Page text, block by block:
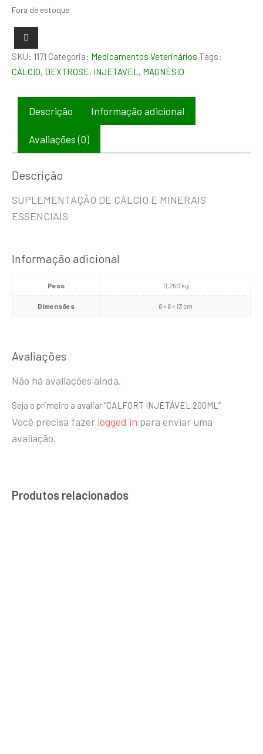
Fora de estoque
SKU: 1171 Categoria: Medicamentos Veterinários Tags:
CÁLCIO, DEXTROSE, INJETAVEL , MAGNÉSIO
Descrição Informação adicional
Avaliações (0)
Descrição
SUPLEMENTAÇÃO DE CÁLCIO E MINERAIS
ESSENCIAIS
Informação adicional
Peso 0,250 kg
Dimensões 6 × 6 × 13 cm
Avaliações
Não há avaliações ainda.
Seja o primeiro a avaliar “CALFORT INJETÁVEL 200ML”
Você precisa fazer logged in para enviar uma
avaliação.
Produtos relacionados